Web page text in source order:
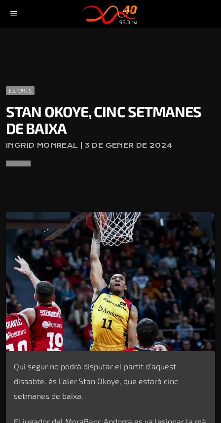
menu
ESPORTS
STAN OKOYE, CINC SETMANES
DE BAIXA
INGRID MONREAL | 3 DE GENER DE 2024
Qui segur no podrà disputar el partit d’aquest
dissabte, és l’aler Stan Okoye, que estarà cinc
setmanes de baixa.